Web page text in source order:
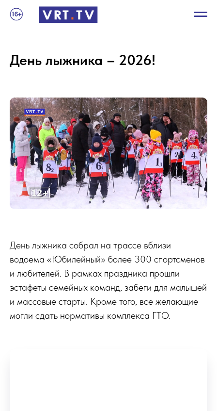
День лыжника – 2026!
День лыжника собрал на трассе вблизи
водоема «Юбилейный» более 300 спортсменов
и любителей. В рамках праздника прошли
эстафеты семейных команд, забеги для малышей
и массовые старты. Кроме того, все желающие
могли сдать нормативы комплекса ГТО.